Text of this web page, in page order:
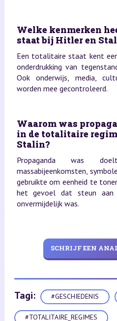
Welke kenmerken
staat bij Hitler en
Een totalitaire staat kent
onderdrukking van
Ook onderwijs, media,
worden mee gecontroleerd.
Waarom was
in de totalitaire
Stalin?
Propaganda was
massabijeenkomsten,
gebruikte om eenheid te
het gevoel dat steun aan
onvermijdelijk was.
SCHRIJF EEN
Tagi: #GESCHIEDENIS
#TOTALITAIRE_REGIMES